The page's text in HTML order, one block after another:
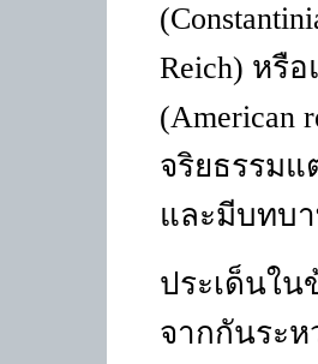
Reich) หรือ
(American
จริยธรรม
และมีบทบ
ประเด็นใน
จากกันระ